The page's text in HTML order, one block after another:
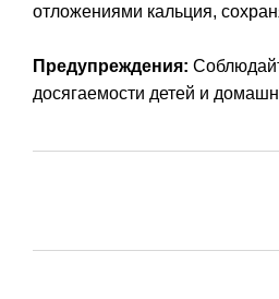
отложениями кальция,
Предупреждения:
досягаемости детей и